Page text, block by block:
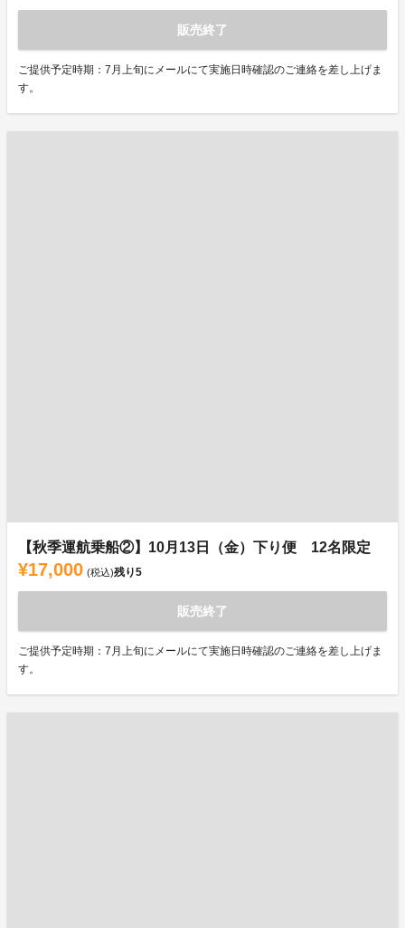
販売終了
ご提供予定時期：7月上旬にメールにて実施日時確認のご連絡を差し上げま
す。
【秋季運航乗船②】10月13日（金）下り便 12名限定
¥17,000 (税込)残り5
販売終了
ご提供予定時期：7月上旬にメールにて実施日時確認のご連絡を差し上げま
す。